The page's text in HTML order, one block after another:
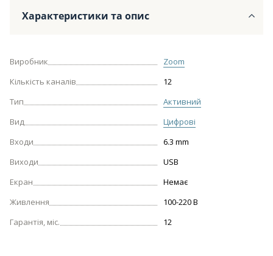
Характеристики та опис
Виробник
Zoom
Кількість каналів
12
Тип
Активний
Вид
Цифрові
Входи
6.3 mm
Виходи
USB
Екран
Немає
Живлення
100-220 В
Гарантія, міс.
12